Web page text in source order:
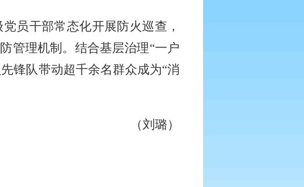
员干部常态化开展防火巡查 ，
管理机制。结合基层治理“一户
锋队带动超千余名群众成为“消
（刘璐）